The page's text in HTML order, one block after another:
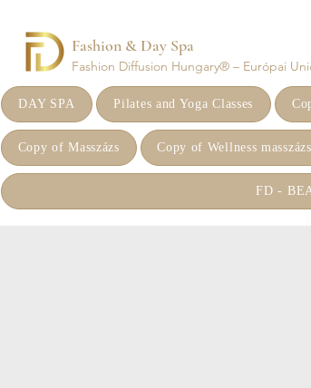
Fashion & Day Spa
Fashion Diffusion Hungary® – Európai
DAY SPA Pilates and Yoga Classes
Copy of Masszázs Copy of Wellness
FD -